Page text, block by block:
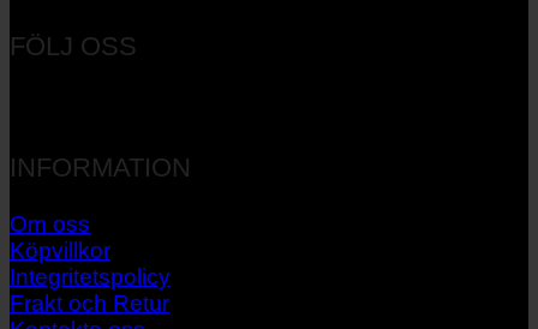
FÖLJ OSS
INFORMATION
Om oss
Köpvillkor
Integritetspolicy
Frakt och Retur